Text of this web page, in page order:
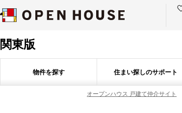
関東版
物件を探す 住まい探しのサポート
オープンハウス 戸建て仲介サイト